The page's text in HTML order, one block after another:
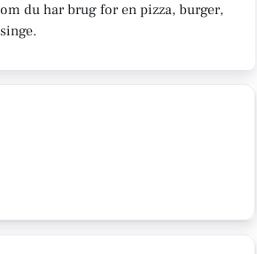
du har brug for en pizza, burger,